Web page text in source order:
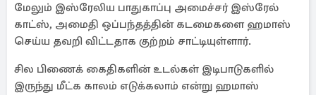
மேலும் இஸ்ரேலிய பாதுகாப்பு அமைச்சர் இஸ்ரேல்
காட்ஸ், அமைதி ஒப்பந்தத்தின் கடமைகளை ஹமாஸ்
செய்ய தவறி விட்டதாக குற்றம் சாட்டியுள்ளார்.
சில பிணைக் கைதிகளின் உடல்கள் இடிபாடுகளில்
இருந்து மீட்க காலம் எடுக்கலாம் என்று ஹமாஸ்